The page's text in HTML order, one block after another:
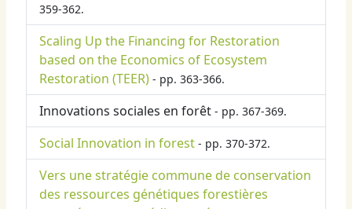
359-362.
Scaling Up the Financing for Restoration
based on the Economics of Ecosystem
Restoration (TEER) - pp. 363-366.
Innovations sociales en forêt - pp. 367-369.
Social Innovation in forest - pp. 370-372.
Vers une stratégie commune de conservation
des ressources génétiques forestières